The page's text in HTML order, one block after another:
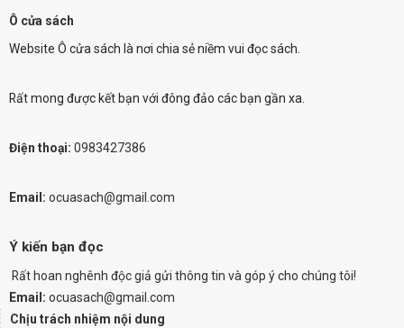
Ô cửa sách
Website Ô cửa sách là nơi chia sẻ niềm vui đọc sách.
Rất mong được kết bạn với đông đảo các bạn gần xa.
Điện thoại: 0983427386
Email: ocuasach@gmail.com
Ý kiến bạn đọc
Rất hoan nghênh độc giả gửi thông tin và góp ý cho chúng tôi!
Email: ocuasach@gmail.com
Chịu trách nhiệm nội dung